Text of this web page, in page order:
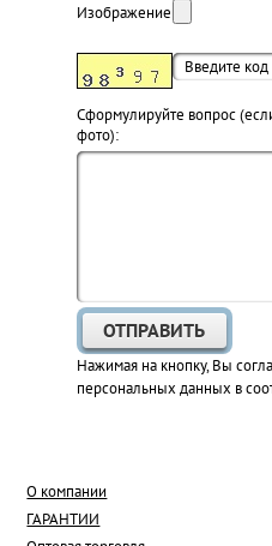
Изображение:
Cформулируйте вопрос
фото):
Нажимая на кнопку, Вы
персональных данных в
О компании
ГАРАНТИИ